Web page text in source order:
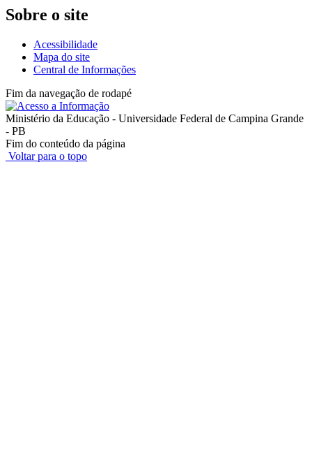
Sobre o site
Acessibilidade
Mapa do site
Central de Informações
Fim da navegação de rodapé
Ministério da Educação - Universidade Federal de Campina Grande
- PB
Fim do conteúdo da página
Voltar para o topo